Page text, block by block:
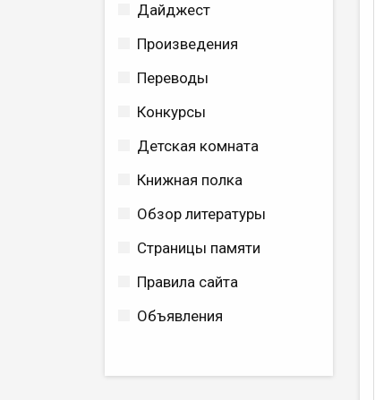
Дайджест
Произведения
Переводы
Конкурсы
Детская комната
Книжная полка
Обзор литературы
Страницы памяти
Правила сайта
Объявления